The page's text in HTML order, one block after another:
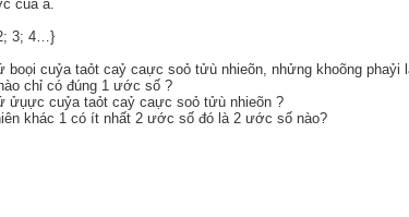
của a.
3; 4…}
boọi cuỷa taỏt caỷ caực soỏ tửù nhieõn, nhửng khoõng
chỉ có đúng 1 ước số ?
ửụực cuỷa taỏt caỷ caực soỏ tửù nhieõn ?
khác 1 có ít nhất 2 ước số đó là 2 ước số nào?